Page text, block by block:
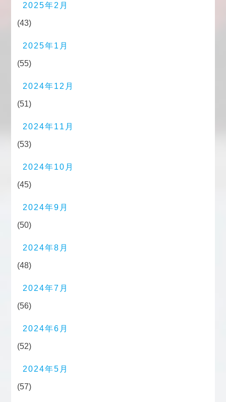
2025年2月
(43)
2025年1月
(55)
2024年12月
(51)
2024年11月
(53)
2024年10月
(45)
2024年9月
(50)
2024年8月
(48)
2024年7月
(56)
2024年6月
(52)
2024年5月
(57)